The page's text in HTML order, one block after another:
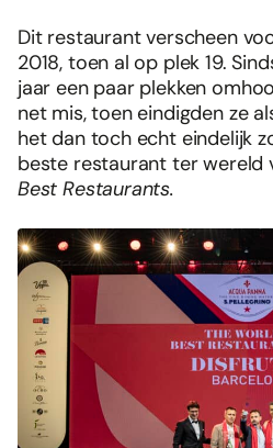
Dit restaurant verscheen
2018, toen al op plek 19.
jaar een paar plekken
net mis, toen eindigden ze
het dan toch echt eindelijk
beste restaurant ter wereld
Best Restaurants.